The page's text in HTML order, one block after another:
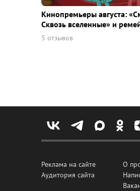
Кинопремьеры августа:
Сквозь вселенные» и
5 отзывов
Реклама на сайте
Аудитория сайта
О